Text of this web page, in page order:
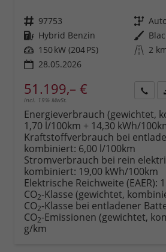
Fahrzeugnr. 97753 Getriebe
Kraftstoff Hybrid Benzin Außenfarbe
Leistung 150 kW (204 PS) Kilometerstand 2
28.05.2026
51.199,– €
incl. 19% MwSt.
Energieverbrauch (gewichtet,
1,70 l/100km + 14,30 kWh/
Kraftstoffverbrauch bei
kombiniert: 6,00 l/100km
Stromverbrauch bei rein
kombiniert: 19,00 kWh/100km
Elektrische Reichweite (EAER):
CO2-Klasse (gewichtet,
CO2-Klasse bei entladener
CO2-Emissionen (gewichtet,
g/km